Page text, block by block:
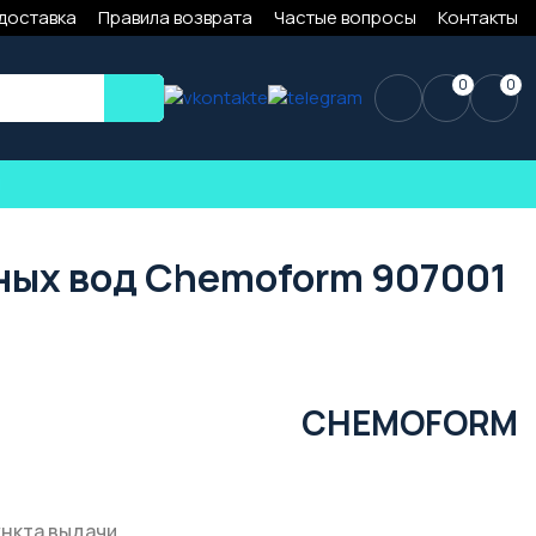
Правила возврата Частые вопросы Контакты
0 0
вод Chemoform 907001
CHEMOFORM